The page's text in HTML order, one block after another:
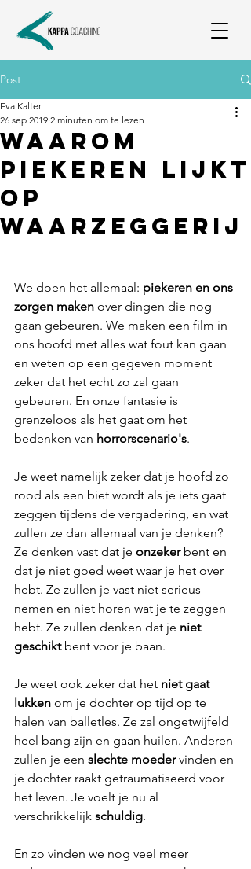
Post
Waarom
piekeren lijkt
op
waarzeggerij
Eva Kalter
26 sep 2019 2 minuten om te lezen
We doen het allemaal: piekeren en ons
zorgen maken over dingen die nog
gaan gebeuren. We maken een film in
ons hoofd met alles wat fout kan gaan
en weten op een gegeven moment
zeker dat het echt zo zal gaan
gebeuren. En onze fantasie is
grenzeloos als het gaat om het
bedenken van horrorscenario's.
Je weet namelijk zeker dat je hoofd zo
rood als een biet wordt als je iets gaat
zeggen tijdens de vergadering, en wat
zullen ze dan allemaal van je denken?
Ze denken vast dat je onzeker bent en
dat je niet goed weet waar je het over
hebt. Ze zullen je vast niet serieus
nemen en niet horen wat je te zeggen
hebt. Ze zullen denken dat je niet
geschikt bent voor je baan.
Je weet ook zeker dat het niet gaat
lukken om je dochter op tijd op te
halen van balletles. Ze zal ongetwijfeld
heel bang zijn en gaan huilen. Anderen
zullen je een slechte moeder vinden en
je dochter raakt getraumatiseerd voor
het leven. Je voelt je nu al
verschrikkelijk schuldig.
En zo vinden we nog veel meer